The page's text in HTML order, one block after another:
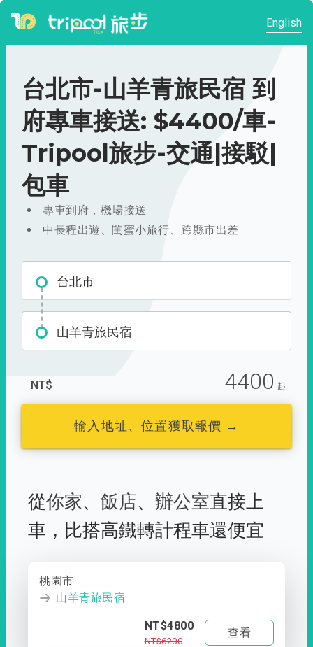
English
台北市-山羊青旅民宿 到
府專車接送: $4400/車-
Tripool旅步-交通|接駁|
包車
專車到府，機場接送
中長程出遊、閨蜜小旅行、跨縣市出差
台北市
山羊青旅民宿
NT$ 4400 起
輸入地址、位置獲取報價 →
從你家、 飯店、 辦公室直接上
車， 比搭高鐵轉計程車還便宜
桃園市
山羊青旅民宿
NT$4800
NT$6200
查看